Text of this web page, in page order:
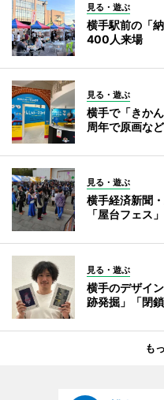
見る・遊ぶ
横手駅前の「
400人来場
見る・遊ぶ
横手で「きか
周年で原画な
見る・遊ぶ
横手経済新聞
「屋台フェス」
見る・遊ぶ
横手のデザイ
跡発掘」「閉
も